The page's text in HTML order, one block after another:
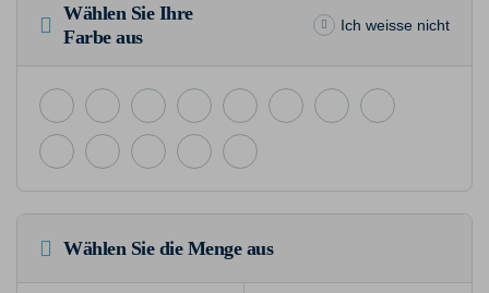
Wählen Sie Ihre
Farbe aus
Ich weisse nicht
Wählen Sie die Menge aus